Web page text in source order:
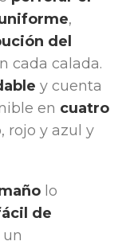
,
del
cada calada.
y cuenta
en cuatro
rojo y azul y
lo
de
un